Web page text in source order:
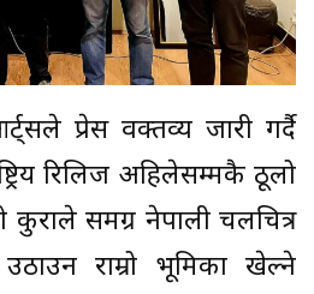
प्रेस वक्तव्य जारी गर्दै
रिलिज अहिलेसम्मकै ठूलो
समग्र नेपाली चलचित्र
राम्रो भूमिका खेल्ने